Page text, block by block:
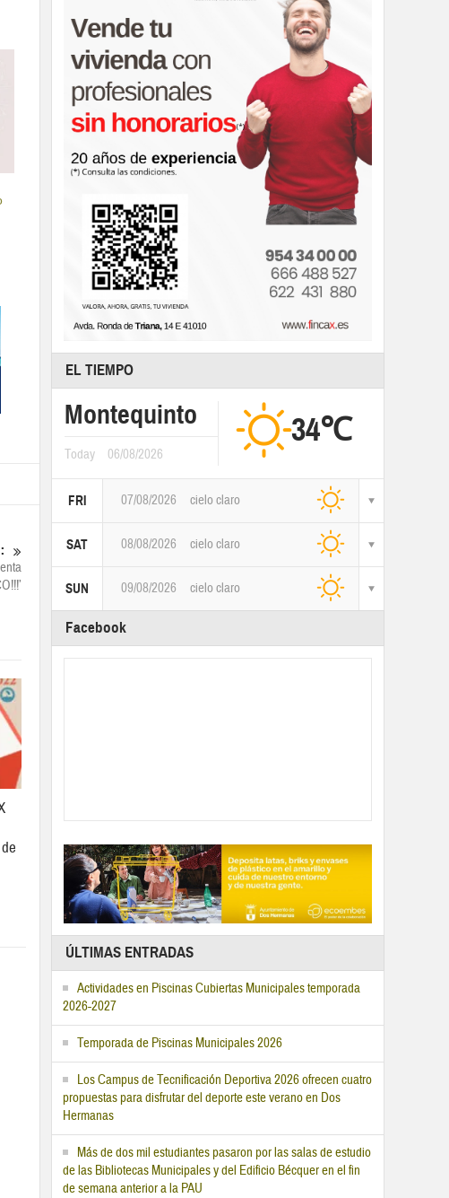
EL TIEMPO
Montequinto
Today 06/08/2026
34℃
FRI 07/08/2026 cielo claro
SAT 08/08/2026 cielo claro
SUN 09/08/2026 cielo claro
Facebook
ÚLTIMAS ENTRADAS
Actividades en Piscinas Cubiertas Municipales temporada
2026-2027
Temporada de Piscinas Municipales 2026
Los Campus de Tecnificación Deportiva 2026 ofrecen cuatro
propuestas para disfrutar del deporte este verano en Dos
Hermanas
Más de dos mil estudiantes pasaron por las salas de estudio
de las Bibliotecas Municipales y del Edificio Bécquer en el fin
de semana anterior a la PAU